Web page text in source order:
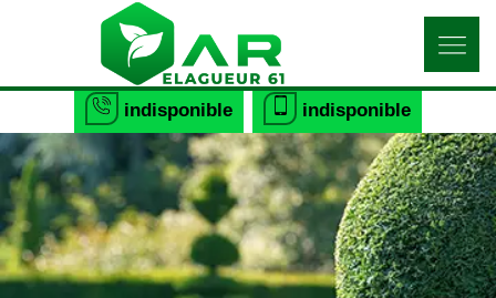
indisponible indisponible